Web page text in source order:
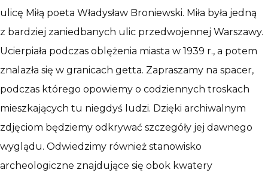
ulicę Miłą poeta Władysław Broniewski. Miła była jedną
z bardziej zaniedbanych ulic przedwojennej Warszawy.
Ucierpiała podczas oblężenia miasta w 1939 r., a potem
znalazła się w granicach getta. Zapraszamy na spacer,
podczas którego opowiemy o codziennych troskach
mieszkających tu niegdyś ludzi. Dzięki archiwalnym
zdjęciom będziemy odkrywać szczegóły jej dawnego
wyglądu. Odwiedzimy również stanowisko
archeologiczne znajdujące się obok kwatery